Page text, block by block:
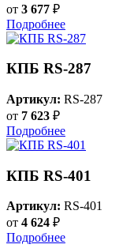
от 3 677 ₽
Подробнее
КПБ RS-287
Артикул: RS-287
от 7 623 ₽
Подробнее
КПБ RS-401
Артикул: RS-401
от 4 624 ₽
Подробнее